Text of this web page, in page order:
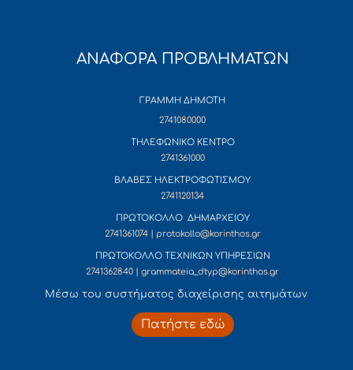
ΑΝΑΦΟΡΑ ΠΡΟΒΛΗΜΑΤΩΝ
ΓΡΑΜΜΗ ΔΗΜΟΤΗ
2741080000
ΤΗΛΕΦΩΝΙΚΟ ΚΕΝΤΡΟ
2741361000
ΒΛΑΒΕΣ ΗΛΕΚΤΡΟΦΩΤΙΣΜΟΥ
2741120134
ΠΡΩΤΟΚΟΛΛΟ ΔΗΜΑΡΧΕΙΟΥ
2741361074 | protokollo@korinthos.gr
ΠΡΩΤΟΚΟΛΛΟ ΤΕΧΝΙΚΩΝ ΥΠΗΡΕΣΙΩΝ
2741362840 | grammateia_dtyp@korinthos.gr
Mέσω του συστήματος διαχείρισης αιτημάτων
Πατήστε εδώ